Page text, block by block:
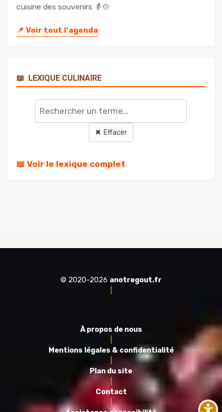
cuisine des souvenirs 👵🍲
📌 Voir tout l'agenda
📖 LEXIQUE CULINAIRE
Rechercher
terme
✖ Effacer
📖 Voir le lexique complet
© 2020–2026 anotregout.fr
À propos de nous
Mentions légales & confidentialité
Plan du site
|
Contact
|